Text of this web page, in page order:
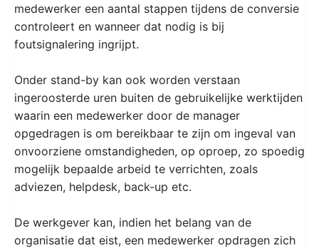
medewerker een aantal stappen tijdens de conversie
controleert en wanneer dat nodig is bij
foutsignalering ingrijpt.
Onder stand-by kan ook worden verstaan
ingeroosterde uren buiten de gebruikelijke werktijden
waarin een medewerker door de manager
opgedragen is om bereikbaar te zijn om ingeval van
onvoorziene omstandigheden, op oproep, zo spoedig
mogelijk bepaalde arbeid te verrichten, zoals
adviezen, helpdesk, back-up etc.
De werkgever kan, indien het belang van de
organisatie dat eist, een medewerker opdragen zich